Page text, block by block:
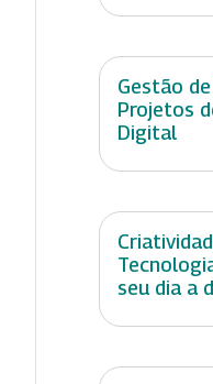
Gestão
Projetos
Digital
seu dia a